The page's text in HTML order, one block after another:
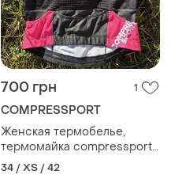
700 грн 1
COMPRESSPORT
Женская термобелье,
термомайка compressport
trail
34 / XS / 42